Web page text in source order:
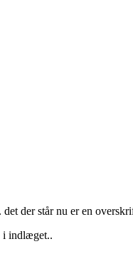
der står nu er en
i indlæget..